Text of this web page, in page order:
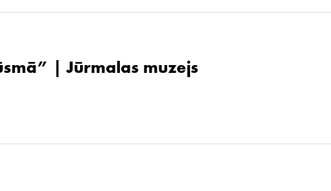
| Jūrmalas muzejs